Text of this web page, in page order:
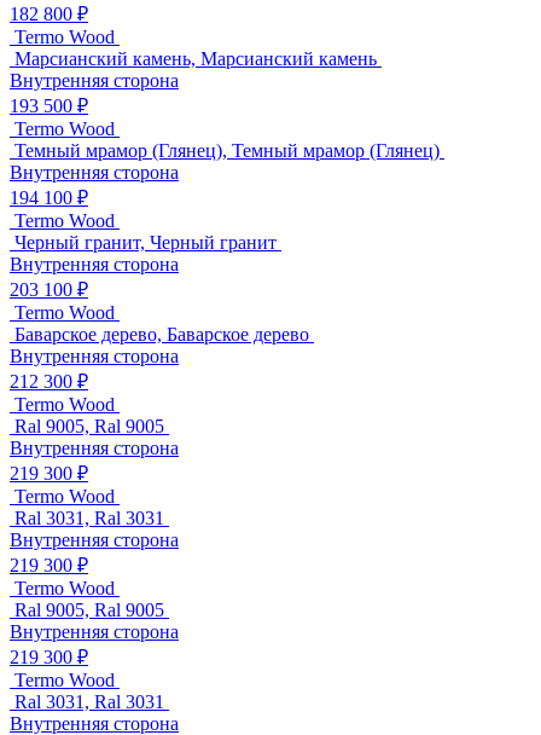
182 800 ₽
Termo Wood
Марсианский камень, Марсианский камень
Внутренняя сторона
193 500 ₽
Termo Wood
Темный мрамор (Глянец), Темный мрамор (Глянец)
Внутренняя сторона
194 100 ₽
Termo Wood
Черный гранит, Черный гранит
Внутренняя сторона
203 100 ₽
Termo Wood
Баварское дерево, Баварское дерево
Внутренняя сторона
212 300 ₽
Termo Wood
Ral 9005, Ral 9005
Внутренняя сторона
219 300 ₽
Termo Wood
Ral 3031, Ral 3031
Внутренняя сторона
219 300 ₽
Termo Wood
Ral 9005, Ral 9005
Внутренняя сторона
219 300 ₽
Termo Wood
Ral 3031, Ral 3031
Внутренняя сторона